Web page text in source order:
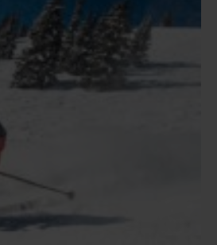
y
seguras